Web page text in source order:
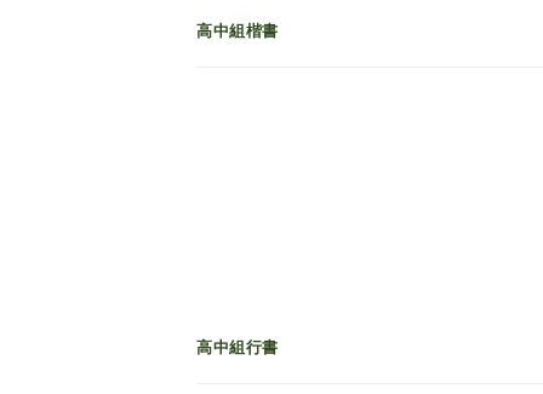
高中組楷書
高中組行書